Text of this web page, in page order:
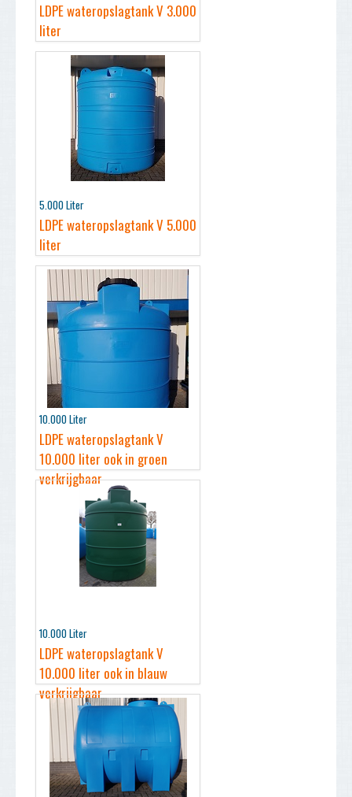
LDPE wateropslagtank V 3.000
liter
5.000 Liter
LDPE wateropslagtank V 5.000
liter
10.000 Liter
LDPE wateropslagtank V
10.000 liter ook in groen
verkrijgbaar
10.000 Liter
LDPE wateropslagtank V
10.000 liter ook in blauw
verkrijgbaar